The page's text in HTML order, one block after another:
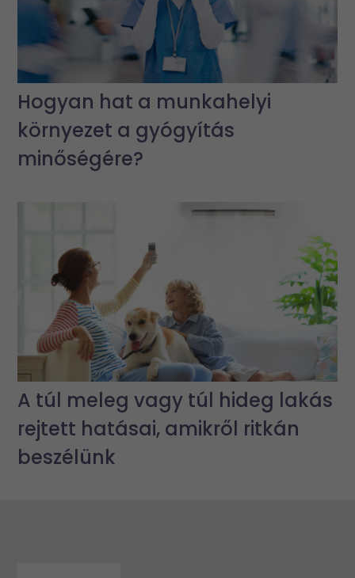
Hogyan hat a munkahelyi
környezet a gyógyítás
minőségére?
A túl meleg vagy túl hideg lakás
rejtett hatásai, amikről ritkán
beszélünk